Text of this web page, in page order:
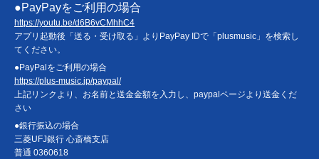
●PayPayをご利用の場合
https://youtu.be/d6B6vCMhhC4
アプリ起動後「送る・受け取る」よりPayPay IDで「plusmusic」を検索し
てください。
●PayPalをご利用の場合
https://plus-music.jp/paypal/
上記リンクより、お名前と送金金額を入力し、paypalページより送金くだ
さい
●銀行振込の場合
三菱UFJ銀行 心斎橋支店
普通 0360618